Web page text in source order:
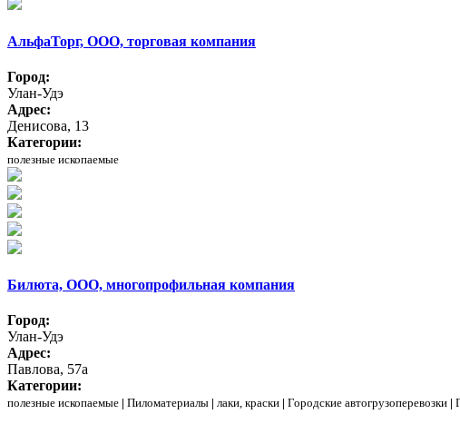
АльфаТорг, ООО, торговая компания
Город:
Улан-Удэ
Адрес:
Денисова, 13
Категории:
полезные ископаемые
Билюта, ООО, многопрофильная компания
Город:
Улан-Удэ
Адрес:
Павлова, 57а
Категории:
полезные ископаемые | Пиломатериалы | лаки, краски | Городские автогрузоперевозки |